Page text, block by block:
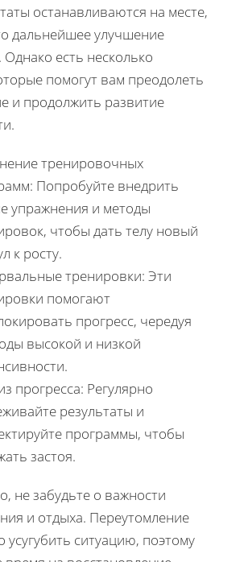
останавливаются на месте,
дальнейшее улучшение
есть несколько
помогут вам преодолеть
и продолжить развитие
тренировочных
Попробуйте внедрить
упражнения и методы
чтобы дать телу новый
к росту.
тренировки: Эти
помогают
прогресс, чередуя
высокой и низкой
прогресса: Регулярно
результаты и
программы, чтобы
застоя.
не забудьте о важности
и отдыха. Переутомление
усугубить ситуацию, поэтому